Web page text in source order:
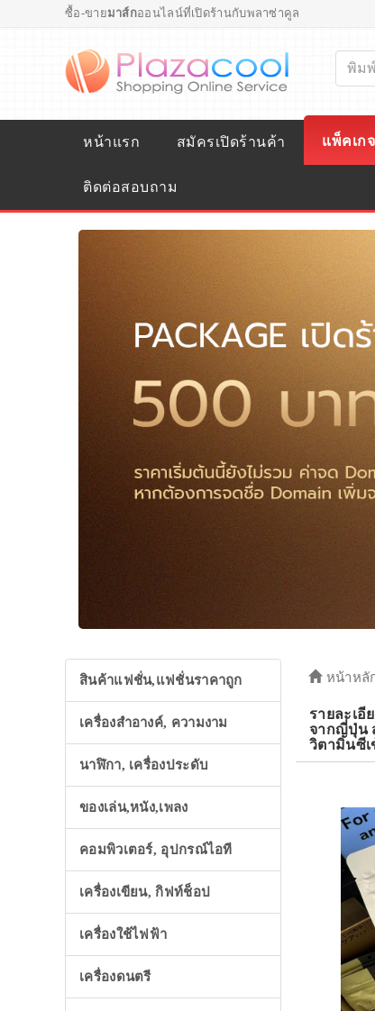
ซื้อ-ขายมาส์กออนไลน์ที่เปิดร้านกับพลาซ่าคูล
หน้าแรก สมัครเปิดร้านค้า แพ็คเก
ติดต่อสอบถาม
สินค้าแฟชั่น,แฟชั่นราคาถูก
เครื่องสำอางค์, ความงาม
นาฬิกา, เครื่องประดับ
ของเล่น,หนัง,เพลง
คอมพิวเตอร์, อุปกรณ์ไอที
เครื่องเขียน, กิฟท์ช็อป
เครื่องใช้ไฟฟ้า
เครื่องดนตรี
หน้าหลั
รายละเอี
จากญี่ปุ่น
วิตามินซี